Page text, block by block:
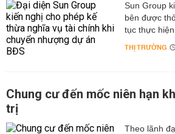
Sun Group
bên được
tục thực hiện
THỊ TRƯỜNG
Chung cư đến mốc niên hạn
trị
Theo lãnh